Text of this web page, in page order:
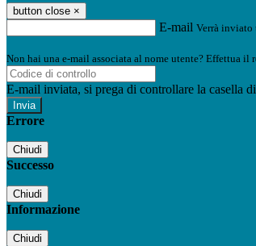
button close ×
E-mail Verrà inviato
Non hai una e-mail associata al nome utente? Effettua il
E-mail inviata, si prega di controllare la casella
Errore
Chiudi
Successo
Chiudi
Informazione
Chiudi